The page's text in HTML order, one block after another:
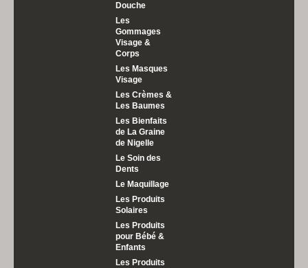
Douche
Les
Gommages
Visage &
Corps
Les Masques
Visage
Les Crèmes &
Les Baumes
Les Bienfaits
de La Graine
de Nigelle
Le Soin des
Dents
Le Maquillage
Les Produits
Solaires
Les Produits
pour Bébé &
Enfants
Les Produits